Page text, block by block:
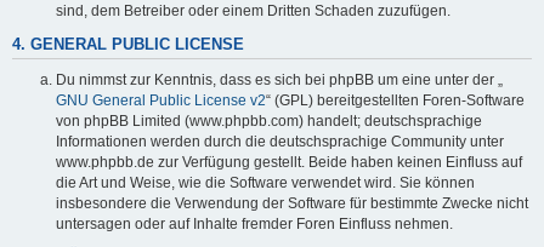
sind, dem Betreiber oder einem Dritten Schaden zuzufügen.
4. GENERAL PUBLIC LICENSE
Du nimmst zur Kenntnis, dass es sich bei phpBB um eine unter der „
GNU General Public License v2“ (GPL) bereitgestellten Foren-Software
von phpBB Limited (www.phpbb.com) handelt; deutschsprachige
Informationen werden durch die deutschsprachige Community unter
www.phpbb.de zur Verfügung gestellt. Beide haben keinen Einfluss auf
die Art und Weise, wie die Software verwendet wird. Sie können
insbesondere die Verwendung der Software für bestimmte Zwecke nicht
untersagen oder auf Inhalte fremder Foren Einfluss nehmen.